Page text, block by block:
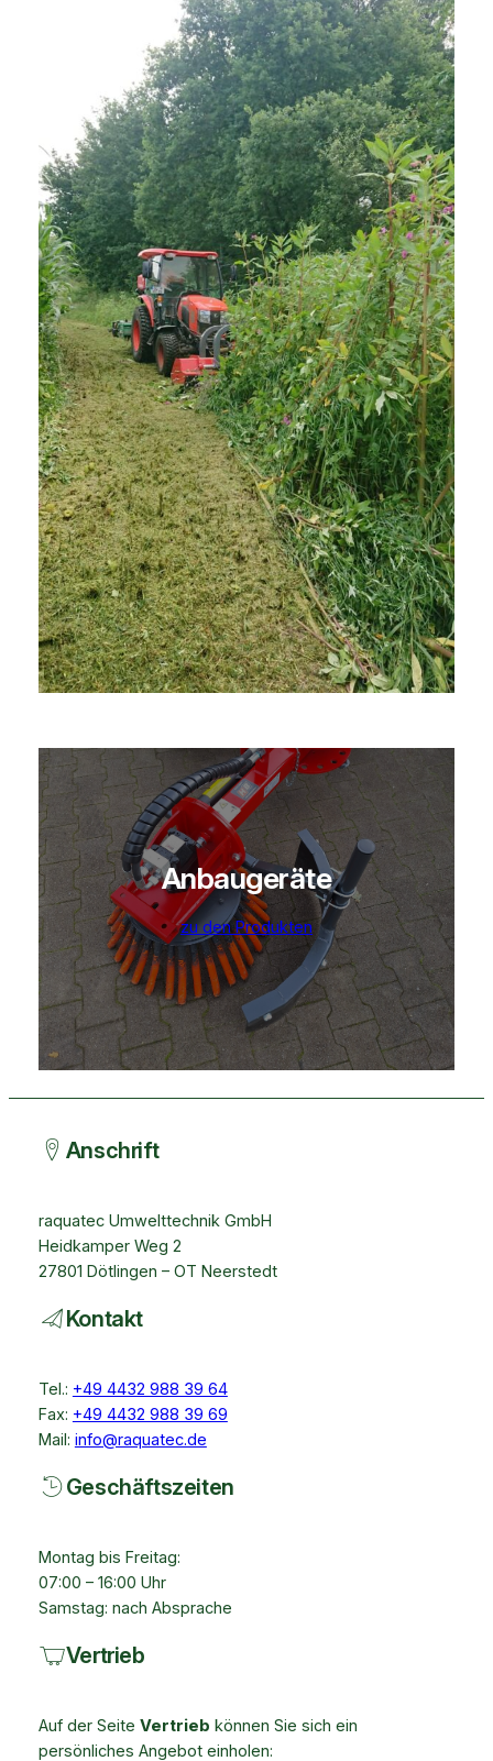
Anbaugeräte
zu den Produkten
Anschrift
raquatec Umwelttechnik GmbH
Heidkamper Weg 2
27801 Dötlingen – OT Neerstedt
Kontakt
Tel.: +49 4432 988 39 64
Fax: +49 4432 988 39 69
Mail: info@raquatec.de
Geschäftszeiten
Montag bis Freitag:
07:00 – 16:00 Uhr
Samstag: nach Absprache
Vertrieb
Auf der Seite Vertrieb können Sie sich ein
persönliches Angebot einholen: